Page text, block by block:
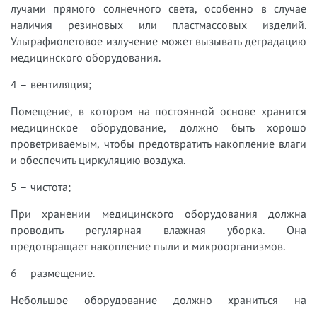
лучами прямого солнечного света, особенно в случае
наличия резиновых или пластмассовых изделий.
Ультрафиолетовое излучение может вызывать деградацию
медицинского оборудования.
4 – вентиляция;
Помещение, в котором на постоянной основе хранится
медицинское оборудование, должно быть хорошо
проветриваемым, чтобы предотвратить накопление влаги
и обеспечить циркуляцию воздуха.
5 – чистота;
При хранении медицинского оборудования должна
проводить регулярная влажная уборка. Она
предотвращает накопление пыли и микроорганизмов.
6 – размещение.
Небольшое оборудование должно храниться на